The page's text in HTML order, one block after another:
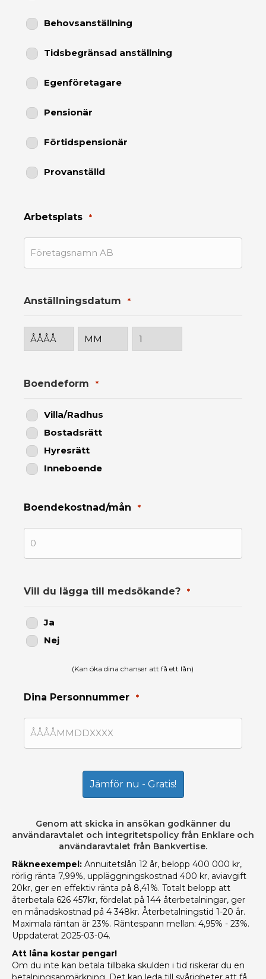
Behovsanställning
Tidsbegränsad anställning
Egenföretagare
Pensionär
Förtidspensionär
Provanställd
Arbetsplats *
Anställningsdatum *
Boendeform *
Villa/Radhus
Bostadsrätt
Hyresrätt
Inneboende
Boendekostnad/mån *
Vill du lägga till medsökande? *
Ja
Nej
(Kan öka dina chanser att få ett lån)
Dina Personnummer *
Genom att skicka in ansökan godkänner du
användaravtalet och integritetspolicy från Enklare och
användaravtalet från Bankvertise.
Räkneexempel: Annuitetslån 12 år, belopp 400 000 kr,
rörlig ränta 7,99%, uppläggningskostnad 400 kr, aviavgift
20kr, ger en effektiv ränta på 8,41%. Totalt belopp att
återbetala 626 457kr, fördelat på 144 återbetalningar, ger
en månadskostnad på 4 348kr. Återbetalningstid 1-20 år.
Maximala räntan är 23%. Räntespann mellan: 4,95% - 23%.
Uppdaterat 2025-03-04.
Att låna kostar pengar!
Om du inte kan betala tillbaka skulden i tid riskerar du en